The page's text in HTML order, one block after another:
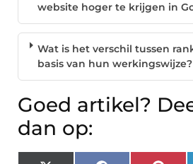
website hoger te krijgen in
Wat is het verschil tussen
basis van hun werkingswijze?
Goed artikel?
dan op: